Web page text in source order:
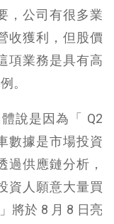
，公司有很多業
收獲利，但股價
項業務是具有高
。
說是因為「 Q2
數據是市場投資
過供應鏈分析，
資人願意大量買
將於 8 月 8 日亮